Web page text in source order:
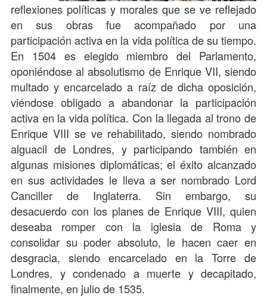
reflexiones políticas y morales que se ve reflejado
en sus obras fue acompañado por una
participación activa en la vida política de su tiempo.
En 1504 es elegido miembro del Parlamento,
oponiéndose al absolutismo de Enrique VII, siendo
multado y encarcelado a raíz de dicha oposición,
viéndose obligado a abandonar la participación
activa en la vida política. Con la llegada al trono de
Enrique VIII se ve rehabilitado, siendo nombrado
alguacil de Londres, y participando también en
algunas misiones diplomáticas; el éxito alcanzado
en sus actividades le lleva a ser nombrado Lord
Canciller de Inglaterra. Sin embargo, su
desacuerdo con los planes de Enrique VIII, quien
deseaba romper con la iglesia de Roma y
consolidar su poder absoluto, le hacen caer en
desgracia, siendo encarcelado en la Torre de
Londres, y condenado a muerte y decapitado,
finalmente, en julio de 1535.